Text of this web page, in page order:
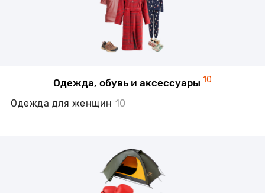
Одежда, обувь и аксессуары 10
Одежда для женщин 10